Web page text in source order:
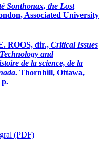
Sonthonax, the Lost
Associated University
ROOS, dir., Critical Issues
and
de la science, de la
. Thornhill, Ottawa,
p.
(PDF)